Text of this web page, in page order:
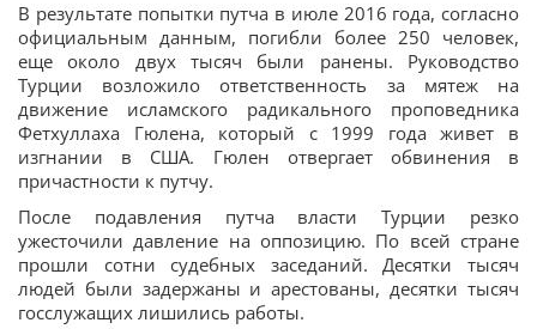
В результате попытки путча в июле 2016 года, согласно
официальным данным, погибли более 250 человек,
еще около двух тысяч были ранены. Руководство
Турции возложило ответственность за мятеж на
движение исламского радикального проповедника
Фетхуллаха Гюлена, который с 1999 года живет в
изгнании в США. Гюлен отвергает обвинения в
причастности к путчу.
После подавления путча власти Турции резко
ужесточили давление на оппозицию. По всей стране
прошли сотни судебных заседаний. Десятки тысяч
людей были задержаны и арестованы, десятки тысяч
госслужащих лишились работы.